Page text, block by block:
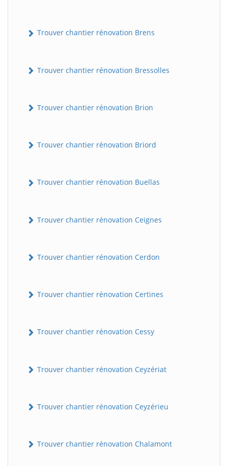
Trouver chantier rénovation Brens
Trouver chantier rénovation Bressolles
Trouver chantier rénovation Brion
Trouver chantier rénovation Briord
Trouver chantier rénovation Buellas
Trouver chantier rénovation Ceignes
Trouver chantier rénovation Cerdon
Trouver chantier rénovation Certines
Trouver chantier rénovation Cessy
Trouver chantier rénovation Ceyzériat
Trouver chantier rénovation Ceyzérieu
Trouver chantier rénovation Chalamont